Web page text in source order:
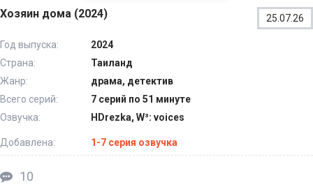
Хозяин дома (2024) 25.07.26
Год выпуска:
2024
Страна:
Таиланд
Жанр:
драма, детектив
Всего серий:
7 серий по 51 минуте
Озвучка:
HDrezka, W³: voices
Добавлена: 1-7 серия озвучка
10